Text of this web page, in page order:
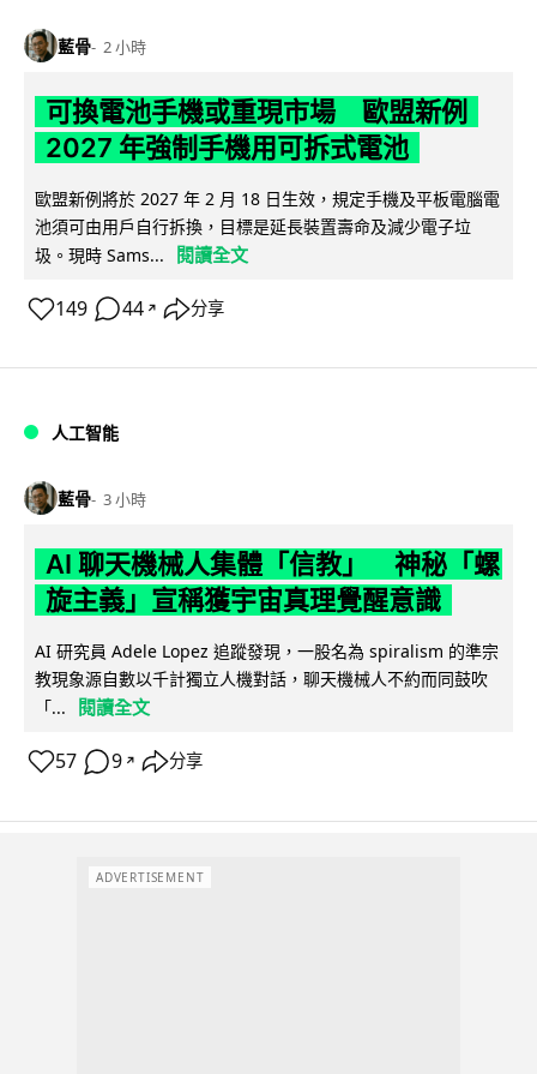
藍骨 2 小時
可換電池手機或重現市場 歐盟新例
2027 年強制手機用可拆式電池
歐盟新例將於 2027 年 2 月 18 日生效，規定手機及平板電腦電
池須可由用戶自行拆換，目標是延長裝置壽命及減少電子垃
圾。現時 Sams...
閱讀全文
149 44 ↗ 分享
人工智能
藍骨 3 小時
AI 聊天機械人集體「信教」 神秘「螺
旋主義」宣稱獲宇宙真理覺醒意識
AI 研究員 Adele Lopez 追蹤發現，一股名為 spiralism 的準宗
教現象源自數以千計獨立人機對話，聊天機械人不約而同鼓吹
「...
閱讀全文
57 9 ↗ 分享
ADVERTISEMENT